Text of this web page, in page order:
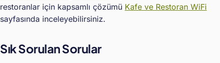
restoranlar için kapsamlı çözümü Kafe ve Restoran WiFi
sayfasında inceleyebilirsiniz.
Sık Sorulan Sorular